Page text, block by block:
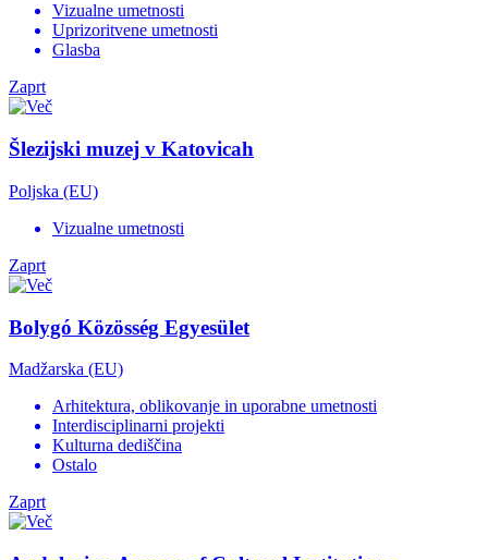
Vizualne umetnosti
Uprizoritvene umetnosti
Glasba
Zaprt
Šlezijski muzej v Katovicah
Poljska (EU)
Vizualne umetnosti
Zaprt
Bolygó Közösség Egyesület
Madžarska (EU)
Arhitektura, oblikovanje in uporabne umetnosti
Interdisciplinarni projekti
Kulturna dediščina
Ostalo
Zaprt